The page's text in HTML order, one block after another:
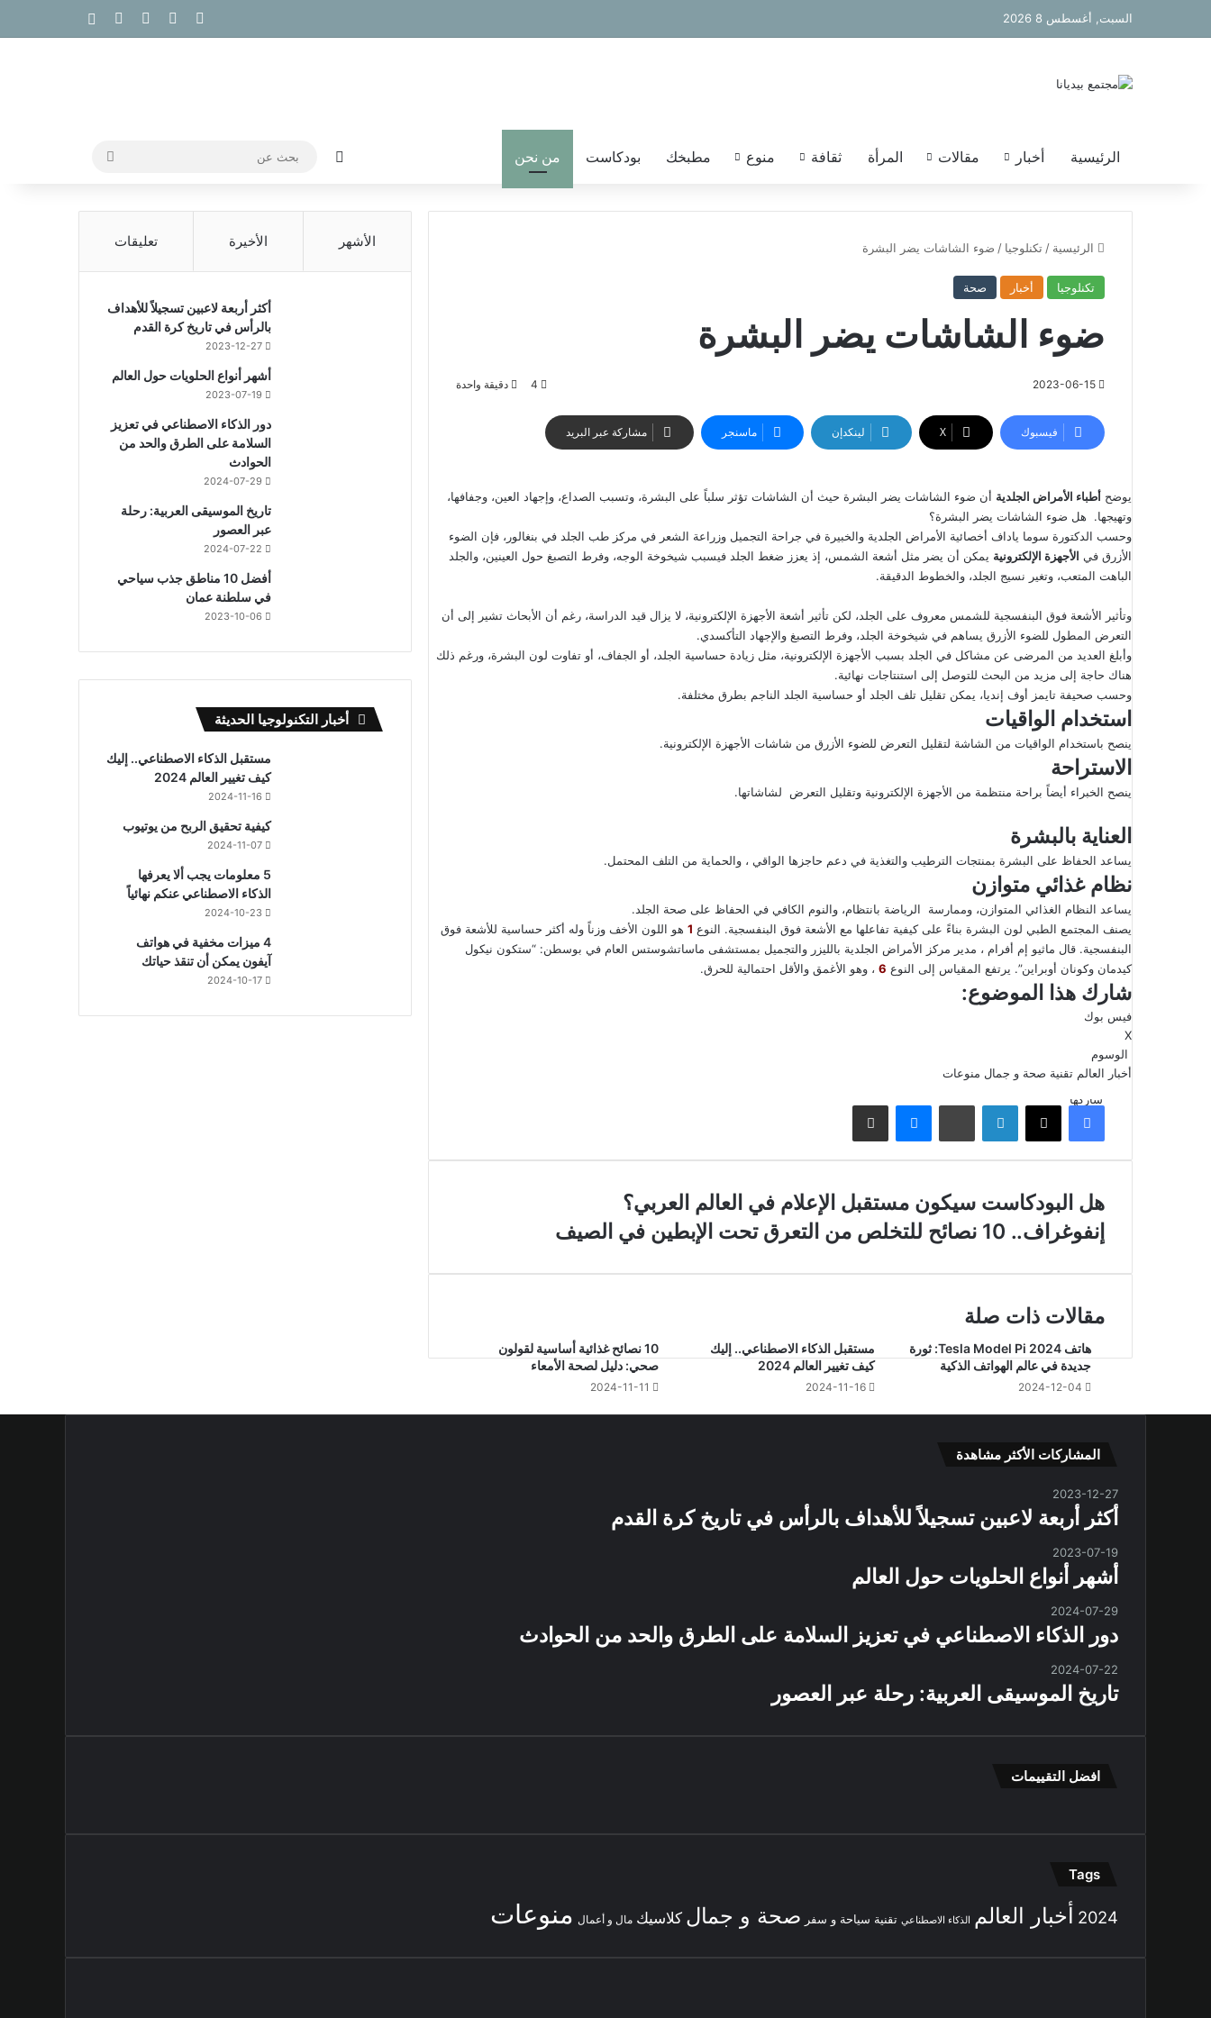
السبت, أغسطس 8 2026 فيسبوك ‫YouTubeانستقرام
الرئيسية أخبار مقالات المرأة ثقافة منوع مطبخك بودكاست من نحن الوضع المظلم
الرئيسية / تكنلوجيا / ضوء الشاشات يضر البشرة
تكنلوجيا أخبار صحة
ضوء الشاشات يضر البشرة
2023-06-15
4 دقيقة واحدة
فيسبوك ‫X لينكدإن ماسنجر مشاركة عبر البريد
يوضح أطباء الأمراض الجلدية أن ضوء الشاشات يضر البشرة حيث أن الشاشات تؤثر سلباً على البشرة، وتسبب الصداع، وإجهاد العين، وجفافها،
وتهيجها. هل ضوء الشاشات يضر البشرة؟
وحسب الدكتورة سوما ياداف أخصائية الأمراض الجلدية والخبيرة في جراحة التجميل وزراعة الشعر في مركز طب الجلد في بنغالور، فإن الضوء
الأزرق في الأجهزة الإلكترونية يمكن ‏أن يضر مثل أشعة الشمس، إذ يعزز ضغط ‏الجلد فيسبب شيخوخة الوجه، وفرط التصبغ حول العينين، والجلد
الباهت ‏المتعب، وتغير نسيج الجلد، والخطوط الدقيقة.‏
وتأثير الأشعة فوق البنفسجية للشمس معروف ‏على الجلد، لكن تأثير أشعة ‏الأجهزة الإلكترونية، لا يزال قيد الدراسة، رغم أن ‏الأبحاث تشير إلى أن
التعرض المطول للضوء الأزرق ‏يساهم في شيخوخة الجلد، وفرط التصبغ والإجهاد التأكسدي.
وأبلغ العديد من المرضى عن مشاكل في الجلد بسبب الأجهزة الإلكترونية، مثل زيادة حساسية الجلد، أو الجفاف، ‏أو تفاوت لون البشرة، ورغم ذلك
هناك حاجة إلى مزيد من ‏البحث للتوصل إلى استنتاجات نهائية.
وحسب صحيفة تايمز أوف إنديا، يمكن تقليل تلف الجلد أو حساسية ‏الجلد الناجم بطرق مختلفة.
استخدام الواقيات
ينصح باستخدام الواقيات من الشاشة لتقليل ‏التعرض للضوء الأزرق من شاشات ‏الأجهزة الإلكترونية.
الاستراحة
ينصح الخبراء أيضاً براحة منتظمة من الأجهزة الإلكترونية وتقليل ‏التعرض لشاشاتها.
العناية بالبشرة
يساعد الحفاظ على البشرة بمنتجات الترطيب والتغذية في دعم حاجزها الواقي ، والحماية من التلف المحتمل. ‏
نظام غذائي متوازن
يساعد النظام الغذائي المتوازن، وممارسة الرياضة بانتظام، والنوم الكافي في الحفاظ على صحة الجلد. ‏
يصنف المجتمع الطبي لون البشرة بناءً على كيفية تفاعلها مع الأشعة فوق البنفسجية. النوع 1 هو اللون الأخف وزناً وله أكثر حساسية للأشعة فوق
البنفسجية. قال ماثيو إم أفرام ، مدير مركز الأمراض الجلدية بالليزر والتجميل بمستشفى ماساتشوستس العام في بوسطن: “ستكون نيكول
كيدمان وكونان أوبراين”. يرتفع المقياس إلى النوع 6 ، وهو الأغمق والأقل احتمالية للحرق.
شارك هذا الموضوع:
فيس بوك
X
الوسوم
أخبار العالم تقنية صحة و جمال منوعات
شاركهافيسبوك ‫X لينكدإن ماسنجر مشاركة عبر البريد
هل
البودكاست
سيكون
الإعلام
العالم
العربي؟
هل البودكاست سيكون مستقبل الإعلام في العالم العربي؟
إنفوغراف..
10
التعرق
الإبطين
الصيف
إنفوغراف.. 10 نصائح للتخلص من التعرق تحت الإبطين في الصيف
مقالات ذات صلة
هاتف Tesla Model Pi 2024: ثورة
جديدة في عالم الهواتف الذكية
2024-12-04
مستقبل الذكاء الاصطناعي.. إليك
كيف تغيير العالم 2024
2024-11-16
10 نصائح غذائية أساسية لقولون
صحي: دليل لصحة الأمعاء
2024-11-11
الأشهر الأخيرة تعليقات
أكثر أربعة لاعبين تسجيلاً للأهداف
بالرأس في تاريخ كرة القدم
2023-12-27
أشهر أنواع الحلويات حول العالم
2023-07-19
دور الذكاء الاصطناعي في تعزيز
السلامة على الطرق والحد من
الحوادث
2024-07-29
تاريخ الموسيقى العربية: رحلة
عبر العصور
2024-07-22
أفضل 10 مناطق جذب سياحي
في سلطنة عمان
2023-10-06
أخبار التكنولوجيا الحديثة
مستقبل الذكاء الاصطناعي.. إليك
كيف تغيير العالم 2024
2024-11-16
كيفية تحقيق الربح من يوتيوب
2024-11-07
5 معلومات يجب ألا يعرفها
الذكاء الاصطناعي عنكم نهائياً
2024-10-23
4 ميزات مخفية في هواتف
آيفون يمكن أن تنقذ حياتك
2024-10-17
المشاركات الأكثر مشاهدة
2023-12-27
أكثر أربعة لاعبين تسجيلاً للأهداف بالرأس في تاريخ كرة القدم
2023-07-19
أشهر أنواع الحلويات حول العالم
2024-07-29
دور الذكاء الاصطناعي في تعزيز السلامة على الطرق والحد من الحوادث
2024-07-22
تاريخ الموسيقى العربية: رحلة عبر العصور
افضل التقييمات
Tags
2024 أخبار العالم الذكاء الاصطناعي تقنية سياحة و سفر صحة و جمال كلاسيك مال و أعمال منوعات